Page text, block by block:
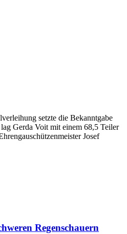
setzte die Bekanntgabe
Gerda Voit mit einem 68,5 Teiler
Josef
Regenschauern